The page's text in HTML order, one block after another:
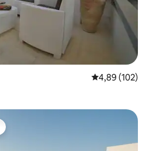
4,89 de uma
4,89 (102)